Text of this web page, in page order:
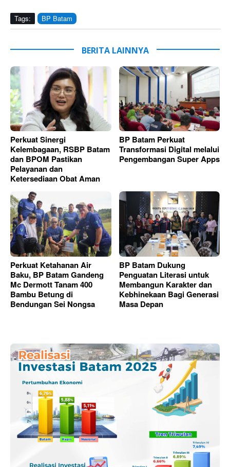
Tags: BP Batam
BERITA LAINNYA
Perkuat Sinergi
Kelembagaan, RSBP Batam
dan BPOM Pastikan
Pelayanan dan
Ketersediaan Obat Aman
BP Batam Perkuat
Transformasi Digital melalui
Pengembangan Super Apps
Perkuat Ketahanan Air
Baku, BP Batam Gandeng
Mc Dermott Tanam 400
Bambu Betung di
Bendungan Sei Nongsa
BP Batam Dukung
Penguatan Literasi untuk
Membangun Karakter dan
Kebhinekaan Bagi Generasi
Masa Depan